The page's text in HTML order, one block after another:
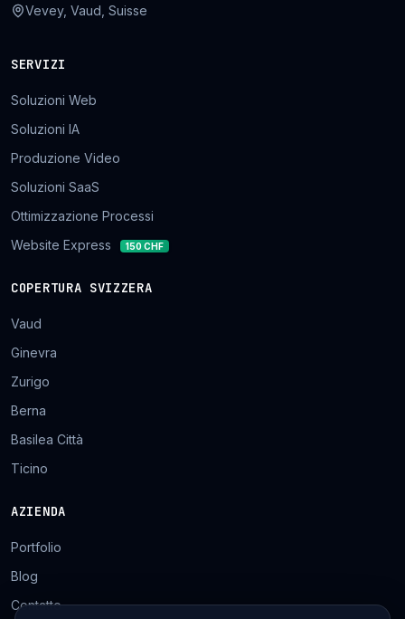
Vevey, Vaud, Suisse
SERVIZI
Soluzioni Web
Soluzioni IA
Produzione Video
Soluzioni SaaS
Ottimizzazione Processi
Website Express
150 CHF
COPERTURA SVIZZERA
Vaud
Ginevra
Zurigo
Berna
Basilea Città
Ticino
AZIENDA
Portfolio
Blog
Contatto